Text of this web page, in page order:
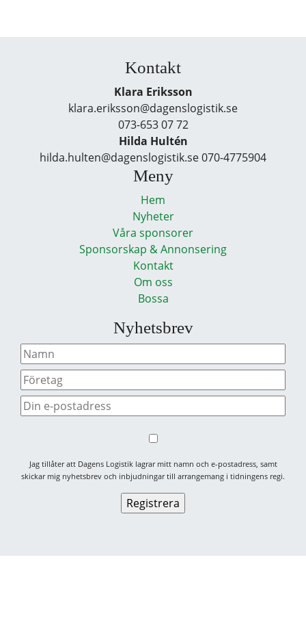
Kontakt
Klara Eriksson
klara.eriksson@dagenslogistik.se
073-653 07 72
Hilda Hultén
hilda.hulten@dagenslogistik.se 070-4775904
Meny
Hem
Nyheter
Våra sponsorer
Sponsorskap & Annonsering
Kontakt
Om oss
Bossa
Nyhetsbrev
Jag tillåter att Dagens Logistik lagrar mitt namn och e-postadress, samt
skickar mig nyhetsbrev och inbjudningar till arrangemang i tidningens regi.